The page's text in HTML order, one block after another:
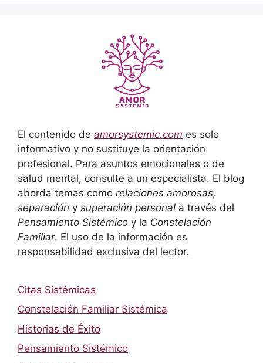
El contenido de amorsystemic.com es solo
informativo y no sustituye la orientación
profesional. Para asuntos emocionales o de
salud mental, consulte a un especialista. El blog
aborda temas como relaciones amorosas,
separación y superación personal a través del
Pensamiento Sistémico y la Constelación
Familiar. El uso de la información es
responsabilidad exclusiva del lector.
Citas Sistémicas
Constelación Familiar Sistémica
Historias de Éxito
Pensamiento Sistémico